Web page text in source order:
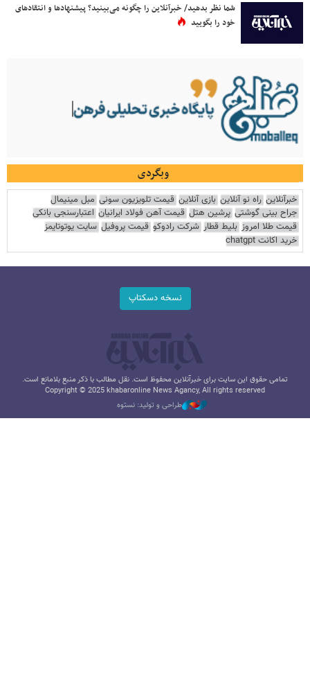
شما نظر بدهید/ خبرآنلاین را چگونه می‌بینید؟ پیشنهادها و انتقادهای
خود را بگویید
وبگردی
خبرآنلاین راه نو آنلاین بازی آنلاین قیمت تلویزیون سونی مبل مینیمال
جراح بینی گوشتی پرشین هتل قیمت آهن فولاد ایرانیان اعتبارسنجی بانکی
قیمت طلا امروز بلیط قطار شرکت رادوکو قیمت پروفیل سایت یوتوتایمز
خرید اکانت chatgpt
نسخه دسکتاپ
تمامی حقوق این سایت برای خبرآنلاین محفوظ است. نقل مطالب با ذکر منبع بلامانع است.
Copyright © 2025 khabaronline News Agancy, All rights reserved
طراحی و تولید: نستوه